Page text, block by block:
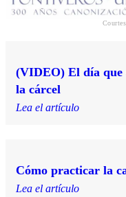
(VIDEO) El día que
la cárcel
Lea el artículo
Cómo practicar la
Lea el artículo